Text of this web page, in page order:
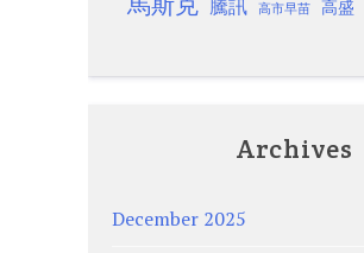
騰訊 高市早苗 高盛
Archives
December 2025